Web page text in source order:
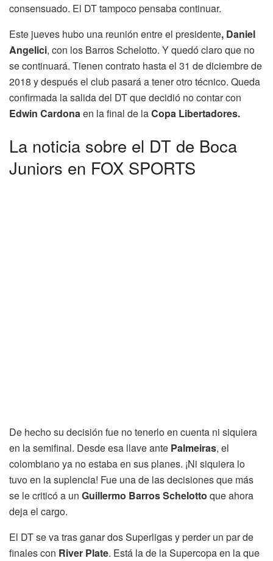
consensuado. El DT tampoco pensaba continuar.
Este jueves hubo una reunión entre el presidente, Daniel
Angelici, con los Barros Schelotto. Y quedó claro que no
se continuará. Tienen contrato hasta el 31 de diciembre de
2018 y después el club pasará a tener otro técnico. Queda
confirmada la salida del DT que decidió no contar con
Edwin Cardona en la final de laCopa Libertadores.
La noticia sobre el DT de Boca
Juniors en FOX SPORTS
De hecho su decisión fue no tenerlo en cuenta ni siquiera
en la semifinal. Desde esa llave ante Palmeiras, el
colombiano ya no estaba en sus planes. ¡Ni siquiera lo
tuvo en la suplencia! Fue una de las decisiones que más
se le criticó a un Guillermo Barros Schelotto que ahora
deja el cargo.
El DT se va tras ganar dos Superligas y perder un par de
finales con River Plate. Está la de la Supercopa en la que